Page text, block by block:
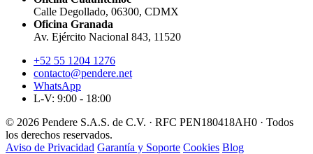
Calle Degollado, 06300, CDMX
Oficina Granada
Av. Ejército Nacional 843, 11520
+52 55 1204 1276
contacto@pendere.net
WhatsApp
L-V: 9:00 - 18:00
© 2026 Pendere S.A.S. de C.V. · RFC PEN180418AH0 · Todos
los derechos reservados.
Aviso de Privacidad Garantía y Soporte Cookies Blog